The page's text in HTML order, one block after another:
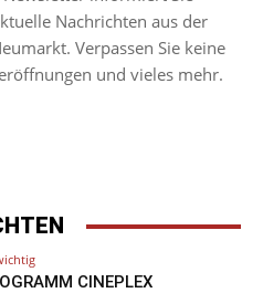
Nachrichten aus der
Verpassen Sie keine
und vieles mehr.
CINEPLEX